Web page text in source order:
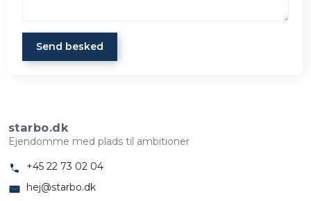
Send besked
starbo.dk
Ejendomme med plads til ambitioner
+45 22 73 02 04
hej@starbo.dk